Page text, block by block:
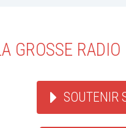
GROSSE RADIO
SOUTENIR